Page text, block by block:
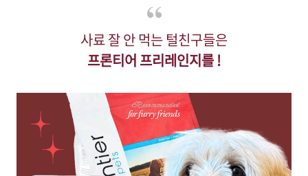
사료 잘 안 먹는 털친구들은
프론티어 프리레인지를 !